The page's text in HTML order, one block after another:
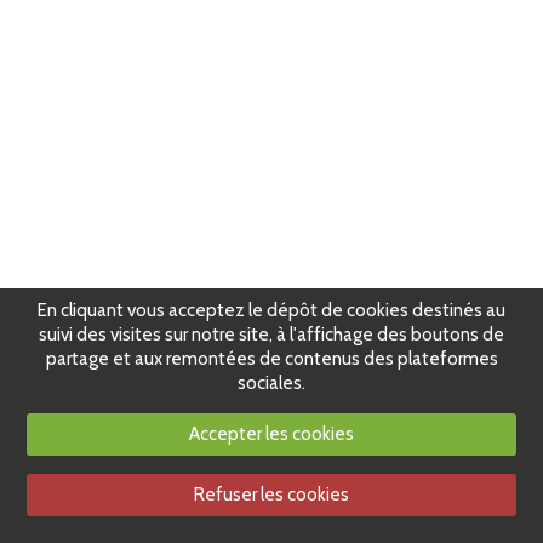
En cliquant vous acceptez le dépôt de cookies destinés au
suivi des visites sur notre site, à l'affichage des boutons de
partage et aux remontées de contenus des plateformes
sociales.
Accepter les cookies
Refuser les cookies